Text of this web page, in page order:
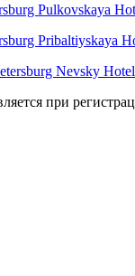
Pulkovskaya
Pribaltiyskaya
Nevsky Hotel
при